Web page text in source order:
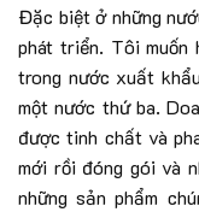
Đặc biệt ở những
phát triển. Tôi muốn
trong nước xuất
một nước thứ ba.
được tinh chất và
mới rồi đóng gói và
những sản phẩm